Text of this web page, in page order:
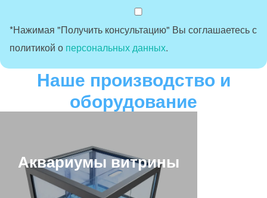
*Нажимая "Получить консультацию" Вы соглашаетесь с
политикой о персональных данных.
Наше производство и
оборудование
Аквариумы витрины